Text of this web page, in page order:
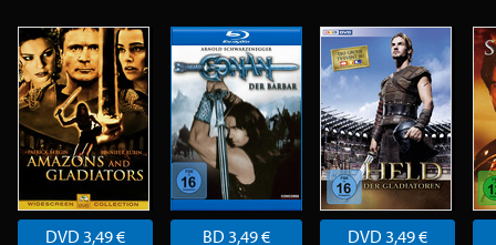
DVD 3,49 €
BD 3,49 €
DVD 3,49 €